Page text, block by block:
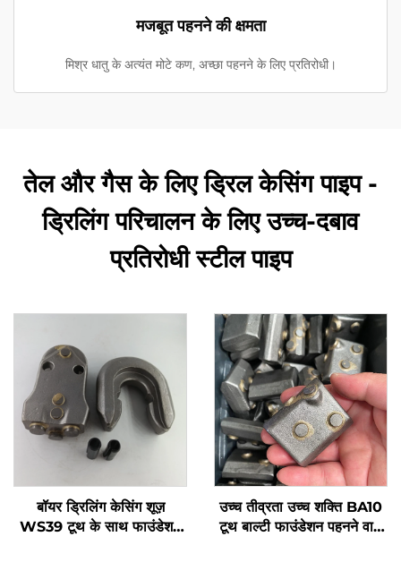
मजबूत पहनने की क्षमता
मिश्र धातु के अत्यंत मोटे कण, अच्छा पहनने के लिए प्रतिरोधी।
तेल और गैस के लिए ड्रिल केसिंग पाइप -
ड्रिलिंग परिचालन के लिए उच्च-दबाव
प्रतिरोधी स्टील पाइप
बॉयर ड्रिलिंग केसिंग शूज़
WS39 टूथ के साथ फाउंडेशन
उच्च तीव्रता उच्च शक्ति BA10
टूथ बाल्टी फाउंडेशन पहनने वाले